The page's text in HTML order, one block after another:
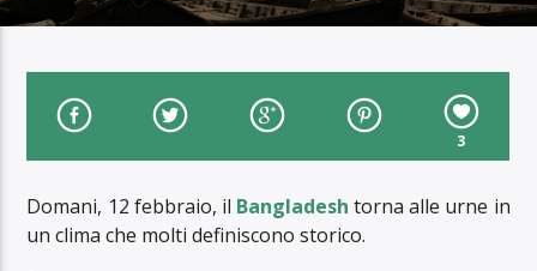
3
Domani, 12 febbraio, il Bangladesh torna alle urne in
un clima che molti definiscono storico.